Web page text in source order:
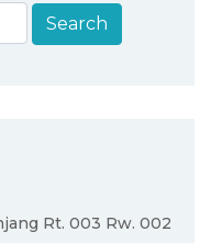
Rt. 003 Rw. 002